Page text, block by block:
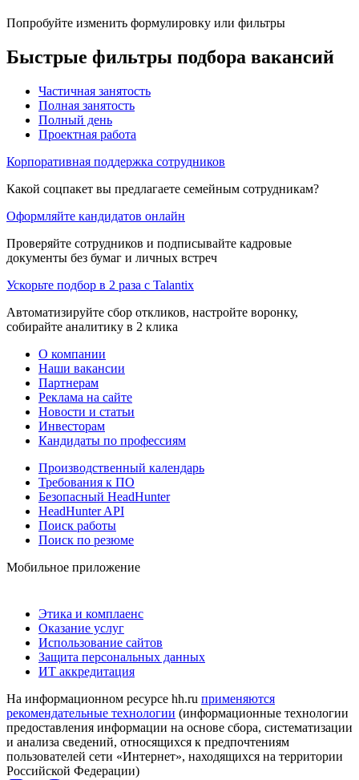
Попробуйте изменить формулировку или фильтры
Быстрые фильтры подбора вакансий
Частичная занятость
Полная занятость
Полный день
Проектная работа
Корпоративная поддержка сотрудников
Какой соцпакет вы предлагаете семейным сотрудникам?
Оформляйте кандидатов онлайн
Проверяйте сотрудников и подписывайте кадровые
документы без бумаг и личных встреч
Ускорьте подбор в 2 раза с Talantix
Автоматизируйте сбор откликов, настройте воронку,
собирайте аналитику в 2 клика
О компании
Наши вакансии
Партнерам
Реклама на сайте
Новости и статьи
Инвесторам
Кандидаты по профессиям
Производственный календарь
Требования к ПО
Безопасный HeadHunter
HeadHunter API
Поиск работы
Поиск по резюме
Мобильное приложение
Этика и комплаенс
Оказание услуг
Использование сайтов
Защита персональных данных
ИТ аккредитация
На информационном ресурсе hh.ru применяются
рекомендательные технологии (информационные технологии
предоставления информации на основе сбора, систематизации
и анализа сведений, относящихся к предпочтениям
пользователей сети «Интернет», находящихся на территории
Российской Федерации)